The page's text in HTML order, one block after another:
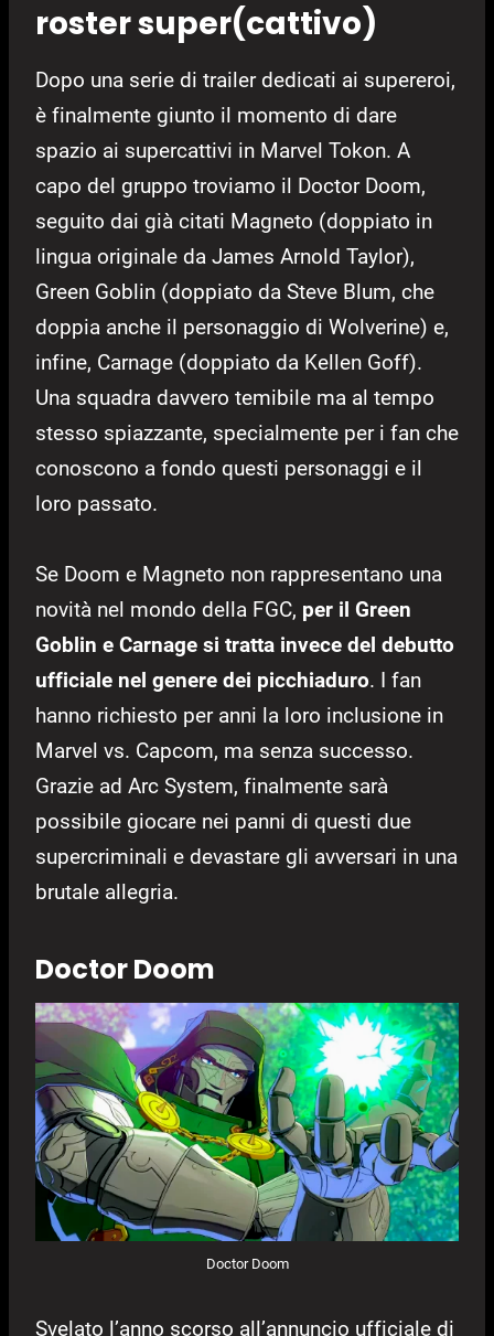
roster super(cattivo)
Dopo una serie di trailer dedicati ai supereroi,
è finalmente giunto il momento di dare
spazio ai supercattivi in Marvel Tokon. A
capo del gruppo troviamo il Doctor Doom,
seguito dai già citati Magneto (doppiato in
lingua originale da James Arnold Taylor),
Green Goblin (doppiato da Steve Blum, che
doppia anche il personaggio di Wolverine) e,
infine, Carnage (doppiato da Kellen Goff).
Una squadra davvero temibile ma al tempo
stesso spiazzante, specialmente per i fan che
conoscono a fondo questi personaggi e il
loro passato.
Se Doom e Magneto non rappresentano una
novità nel mondo della FGC, per il Green
Goblin e Carnage si tratta invece del debutto
ufficiale nel genere dei picchiaduro. I fan
hanno richiesto per anni la loro inclusione in
Marvel vs. Capcom, ma senza successo.
Grazie ad Arc System, finalmente sarà
possibile giocare nei panni di questi due
supercriminali e devastare gli avversari in una
brutale allegria.
Doctor Doom
Doctor Doom
Svelato l’anno scorso all’annuncio ufficiale di